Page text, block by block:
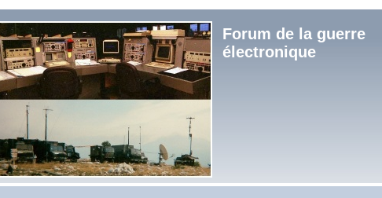
Forum de la guerre
électronique